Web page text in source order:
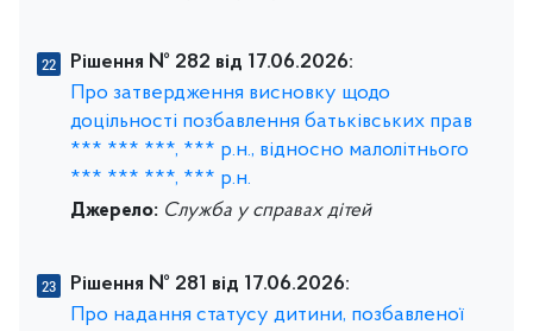
Рішення № 282 від 17.06.2026:
Про затвердження висновку щодо
доцільності позбавлення батьківських прав
*** *** ***, *** р.н., відносно малолітнього
*** *** ***, *** р.н.
Джерело: Служба у справах дітей
Рішення № 281 від 17.06.2026:
Про надання статусу дитини, позбавленої